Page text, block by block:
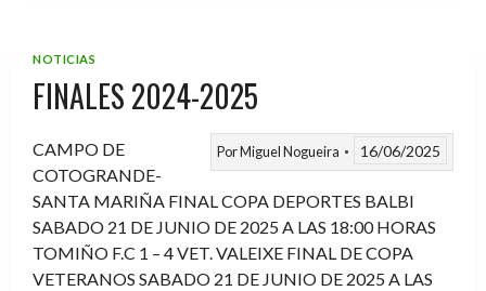
NOTICIAS
FINALES 2024-2025
PorMiguel Nogueira 16/06/2025
CAMPO DE
COTOGRANDE-
SANTA MARIÑA FINAL COPA DEPORTES BALBI
SABADO 21 DE JUNIO DE 2025 A LAS 18:00 HORAS
TOMIÑO F.C 1 – 4 VET. VALEIXE FINAL DE COPA
VETERANOS SABADO 21 DE JUNIO DE 2025 A LAS